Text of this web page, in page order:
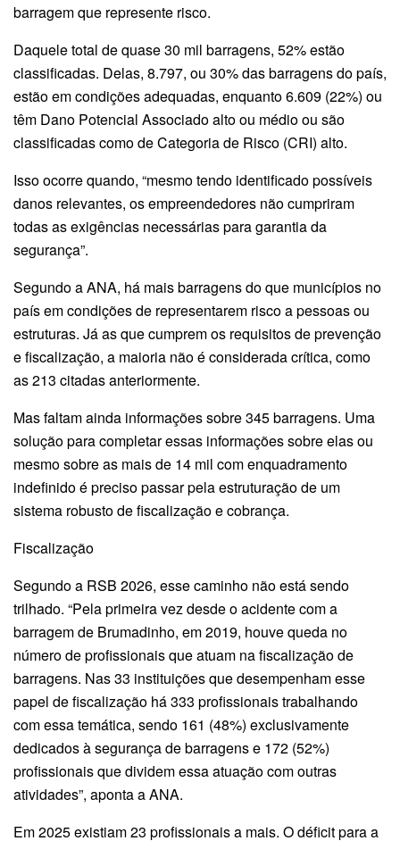
barragem que represente risco.
Daquele total de quase 30 mil barragens, 52% estão
classificadas. Delas, 8.797, ou 30% das barragens do país,
estão em condições adequadas, enquanto 6.609 (22%) ou
têm Dano Potencial Associado alto ou médio ou são
classificadas como de Categoria de Risco (CRI) alto.
Isso ocorre quando, “mesmo tendo identificado possíveis
danos relevantes, os empreendedores não cumpriram
todas as exigências necessárias para garantia da
segurança”.
Segundo a ANA, há mais barragens do que municípios no
país em condições de representarem risco a pessoas ou
estruturas. Já as que cumprem os requisitos de prevenção
e fiscalização, a maioria não é considerada crítica, como
as 213 citadas anteriormente.
Mas faltam ainda informações sobre 345 barragens. Uma
solução para completar essas informações sobre elas ou
mesmo sobre as mais de 14 mil com enquadramento
indefinido é preciso passar pela estruturação de um
sistema robusto de fiscalização e cobrança.
Fiscalização
Segundo a RSB 2026, esse caminho não está sendo
trilhado. “Pela primeira vez desde o acidente com a
barragem de Brumadinho, em 2019, houve queda no
número de profissionais que atuam na fiscalização de
barragens. Nas 33 instituições que desempenham esse
papel de fiscalização há 333 profissionais trabalhando
com essa temática, sendo 161 (48%) exclusivamente
dedicados à segurança de barragens e 172 (52%)
profissionais que dividem essa atuação com outras
atividades”, aponta a ANA.
Em 2025 existiam 23 profissionais a mais. O déficit para a